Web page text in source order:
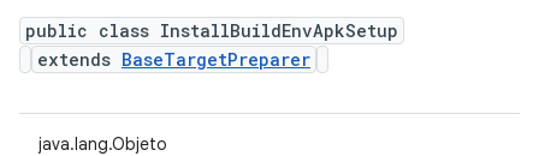
public class InstallBuildEnvApkSetup
extends BaseTargetPreparer
java.lang.Objeto